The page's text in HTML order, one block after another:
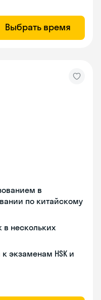
Выбрать время
в
по китайскому
в нескольких
экзаменам HSK и